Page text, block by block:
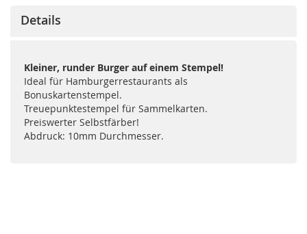
Details
Kleiner, runder Burger auf einem Stempel!
Ideal für Hamburgerrestaurants als
Bonuskartenstempel.
Treuepunktestempel für Sammelkarten.
Preiswerter Selbstfärber!
Abdruck: 10mm Durchmesser.